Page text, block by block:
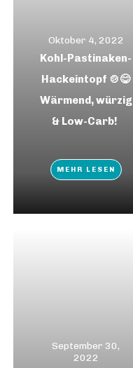
Oktober 4, 2022
Kohl-Pastinaken-
Hackeintopf 🍲😋
Wärmend, würzig
& Low-Carb!
MEHR LESEN
September 30,
2022